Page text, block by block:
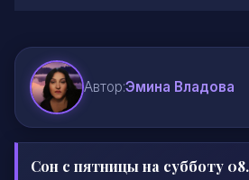
Автор:Эмина Владова
Сон с пятницы на субботу